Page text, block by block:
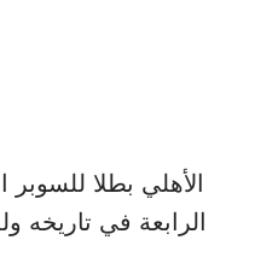
الأهلي بطلا للسوبر
الرابعة في تاريخه